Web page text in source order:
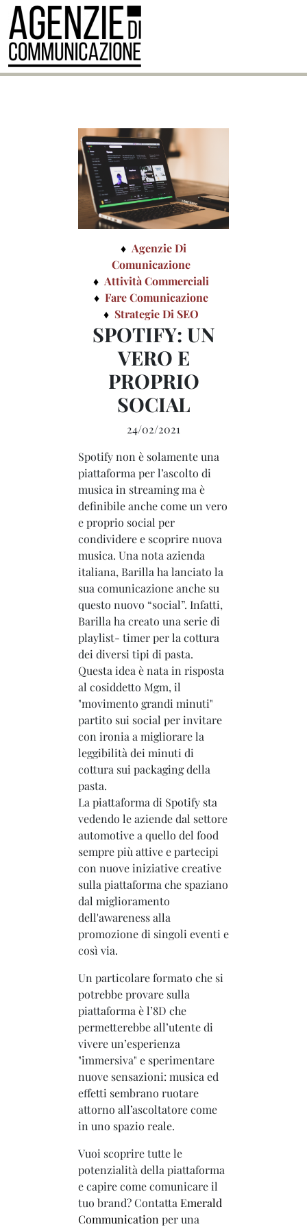
Agenzie Di
Comunicazione
Attività Commerciali
Fare Comunicazione
Strategie Di SEO
SPOTIFY: UN
VERO E
PROPRIO
SOCIAL
24/02/2021
Spotify non è solamente una
piattaforma per l’ascolto di
musica in streaming ma è
definibile anche come un vero
e proprio social per
condividere e scoprire nuova
musica. Una nota azienda
italiana, Barilla ha lanciato la
sua comunicazione anche su
questo nuovo “social”. Infatti,
Barilla ha creato una serie di
playlist- timer per la cottura
dei diversi tipi di pasta.
Questa idea è nata in risposta
al cosiddetto Mgm, il
"movimento grandi minuti"
partito sui social per invitare
con ironia a migliorare la
leggibilità dei minuti di
cottura sui packaging della
pasta.
La piattaforma di Spotify sta
vedendo le aziende dal settore
automotive a quello del food
sempre più attive e partecipi
con nuove iniziative creative
sulla piattaforma che spaziano
dal miglioramento
dell'awareness alla
promozione di singoli eventi e
così via.
Un particolare formato che si
potrebbe provare sulla
piattaforma è l’8D che
permetterebbe all’utente di
vivere un’esperienza
"immersiva" e sperimentare
nuove sensazioni: musica ed
effetti sembrano ruotare
attorno all’ascoltatore come
in uno spazio reale.
Vuoi scoprire tutte le
potenzialità della piattaforma
e capire come comunicare il
tuo brand? Contatta Emerald
Communication per una